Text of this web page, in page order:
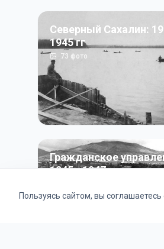
Северный Сахалин:
1945 гг
73 фото
Гражданское
1945 - 1947 гг
Пользуясь сайтом, вы